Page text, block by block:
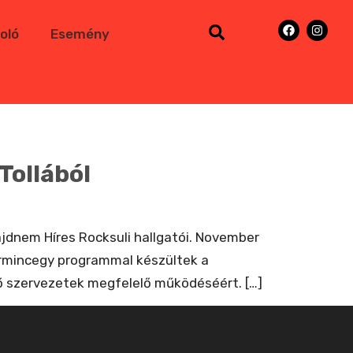
Esemény
Híres Rocksuli hallgatói. November
programmal készültek a
megfelelő működéséért. […]